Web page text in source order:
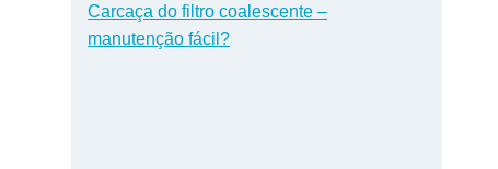
Carcaça do filtro coalescente –
manutenção fácil?